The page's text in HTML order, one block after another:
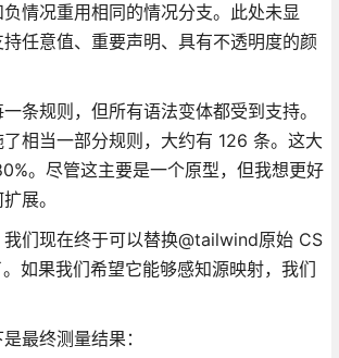
情况重用相同的情况分支。此处未显
任意值、重要声明、具有不透明度的颜
条规则，但所有语法变体都受到支持。
相当一部分规则，大约有 126 条。这大
。尽管这主要是一个原型，但我想更好
展。
们现在终于可以替换@tailwind原始 CS
如果我们希望它能够感知源映射，我们
最终测量结果：